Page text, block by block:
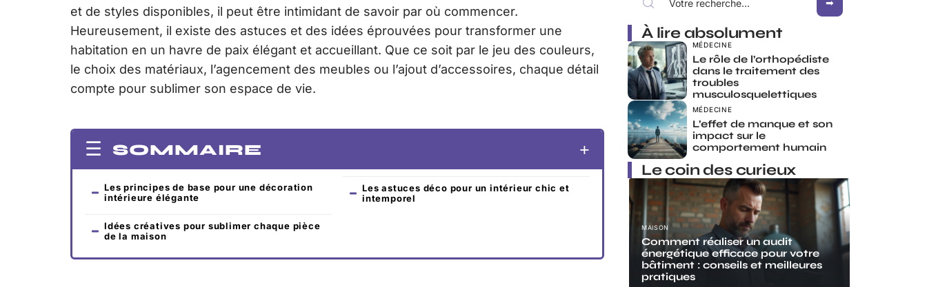
et de styles disponibles, il peut être intimidant de savoir par où commencer.
Heureusement, il existe des astuces et des idées éprouvées pour transformer une
habitation en un havre de paix élégant et accueillant. Que ce soit par le jeu des couleurs,
le choix des matériaux, l’agencement des meubles ou l’ajout d’accessoires, chaque détail
compte pour sublimer son espace de vie.
SOMMAIRE
Les principes de base pour une décoration
intérieure élégante
Idées créatives pour sublimer chaque pièce
de la maison
Les astuces déco pour un intérieur chic et
intemporel
À lire absolument
MÉDECINE
Le rôle de l’orthopédiste
dans le traitement des
troubles
musculosquelettiques
MÉDECINE
L’effet de manque et son
impact sur le
comportement humain
Le coin des curieux
MAISON
Comment réaliser un audit
énergétique efficace pour votre
bâtiment : conseils et meilleures
pratiques